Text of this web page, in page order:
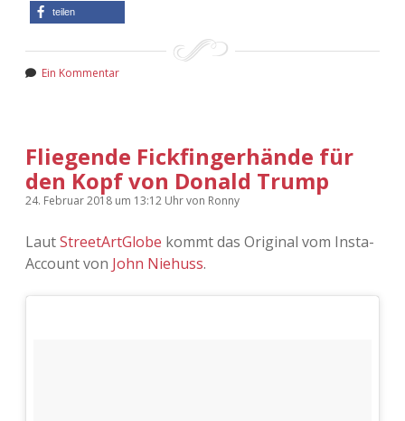
teilen
Ein Kommentar
Fliegende Fickfingerhände für
den Kopf von Donald Trump
24. Februar 2018 um 13:12 Uhrvon Ronny
LautStreetArtGlobe kommt das Original vom Insta-
Account von John Niehuss.